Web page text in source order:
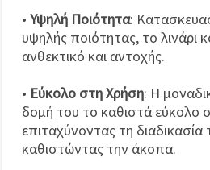
• Υψηλή Ποιότητα:
υψηλής ποιότητας, το λινάρι
ανθεκτικό και αντοχής.
• Εύκολο στη Χρήση: Η
δομή του το καθιστά εύκολο
επιταχύνοντας τη διαδικασία
καθιστώντας την άκοπα.